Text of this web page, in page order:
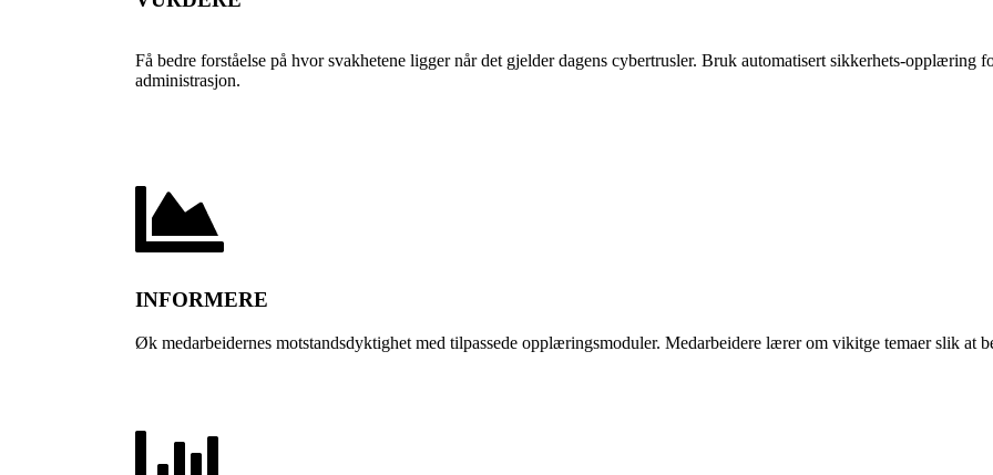
Få bedre forståelse på hvor svakhetene ligger når det gjelder dagens cybertrusler. Bruk automatisert sikkerhets-opplæring
administrasjon.
INFORMERE
Øk medarbeidernes motstandsdyktighet med tilpassede opplæringsmoduler. Medarbeidere lærer om vikitge temaer slik at